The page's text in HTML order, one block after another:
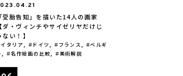
「受胎告知」を描いた14人の画家
【ダ・ヴィンチやサイゼリヤだけじ
ない！】
イタリア , ドイツ , フランス ,
ベルギ
, 名作絵画の比較, 美術解説